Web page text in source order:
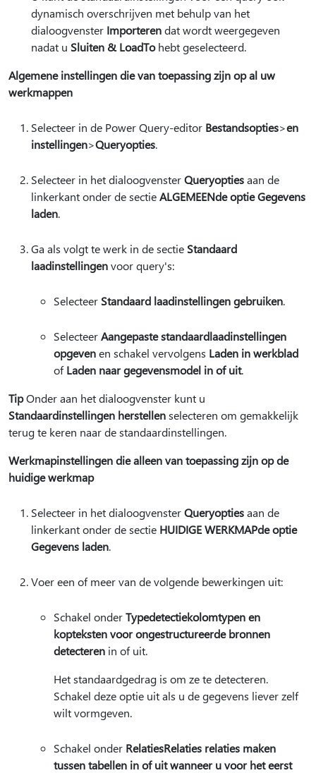
dynamisch overschrijven met behulp van het
dialoogvenster Importerendat wordt weergegeven
nadat u Sluiten & LoadTohebt geselecteerd.
Algemene instellingen die van toepassing zijn op al uw
werkmappen
Selecteer in de Power Query-editor Bestandsopties>en
instellingen>Queryopties.
Selecteer in het dialoogvensterQueryoptiesaan de
linkerkant onder de sectieALGEMEENde optie Gegevens
laden.
Ga als volgt te werk in de sectie Standaard
laadinstellingenvoor query's:
Selecteer Standaard laadinstellingen gebruiken.
SelecteerAangepaste standaardlaadinstellingen
opgevenen schakel vervolgens Laden in werkblad
ofLaden naar gegevensmodel in of uit.
TipOnder aan het dialoogvenster kunt u
Standaardinstellingen herstellenselecteren om gemakkelijk
terug te keren naar de standaardinstellingen.
Werkmapinstellingen die alleen van toepassing zijn op de
huidige werkmap
Selecteer in het dialoogvensterQueryoptiesaan de
linkerkant onder de sectie HUIDIGE WERKMAPde optie
Gegevens laden.
Voer een of meer van de volgende bewerkingen uit:
Schakel onderTypedetectiekolomtypen en
kopteksten voor ongestructureerde bronnen
detecteren in of uit.
Het standaardgedrag is om ze te detecteren.
Schakel deze optie uit als u de gegevens liever zelf
wilt vormgeven.
Schakel onder RelatiesRelaties relaties maken
tussen tabellen in of uit wanneer u voor het eerst